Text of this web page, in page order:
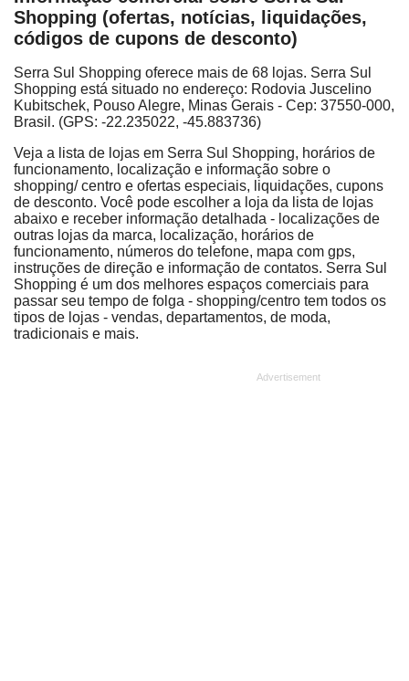
Shopping (ofertas, notícias, liquidações,
códigos de cupons de desconto)
Serra Sul Shopping oferece mais de 68 lojas. Serra Sul
Shopping está situado no endereço: Rodovia Juscelino
Kubitschek, Pouso Alegre, Minas Gerais - Cep: 37550-000,
Brasil. (GPS: -22.235022, -45.883736)
Veja a lista de lojas em Serra Sul Shopping, horários de
funcionamento, localização e informação sobre o
shopping/ centro e ofertas especiais, liquidações, cupons
de desconto. Você pode escolher a loja da lista de lojas
abaixo e receber informação detalhada - localizações de
outras lojas da marca, localização, horários de
funcionamento, números do telefone, mapa com gps,
instruções de direção e informação de contatos. Serra Sul
Shopping é um dos melhores espaços comerciais para
passar seu tempo de folga - shopping/centro tem todos os
tipos de lojas - vendas, departamentos, de moda,
tradicionais e mais.